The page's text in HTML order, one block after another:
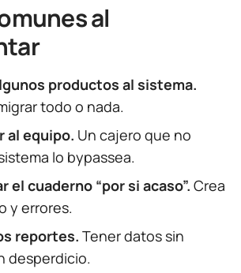
al
productos al sistema.
todo o nada.
al equipo. Un cajero que no
lo bypassea.
el cuaderno “por si acaso”. Crea
y errores.
reportes. Tener datos sin
desperdicio.